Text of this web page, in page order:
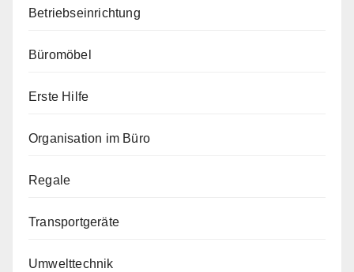
Betriebseinrichtung
Büromöbel
Erste Hilfe
Organisation im Büro
Regale
Transportgeräte
Umwelttechnik